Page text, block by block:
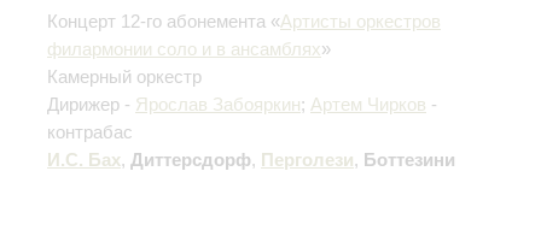
Концерт 12-го абонемента «Артисты оркестров
филармонии соло и в ансамблях»
Камерный оркестр
Дирижер - Ярослав Забояркин; Артем Чирков -
контрабас
И.С. Бах, Диттерсдорф, Перголези, Боттезини